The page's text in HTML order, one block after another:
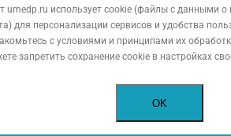
«Медфорум». Собранные в рамках
проектов научно-медицинские
отправной точкой в развитии
справочный характер,
здравоохранения.
umedp.ru использует cookie (файлы с данными
для персонализации сервисов и удобства
с условиями и принципами их
запретить сохранение cookie в настройках
OK